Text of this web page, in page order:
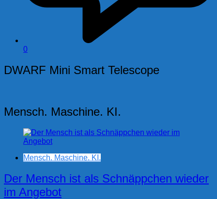
0
DWARF Mini Smart Telescope
Mensch. Maschine. KI.
Mensch. Maschine. KI.
Der Mensch ist als Schnäppchen wieder
im Angebot